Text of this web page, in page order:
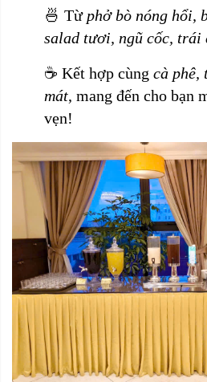
🍜 Từ phở bò nóng hổi,
salad tươi, ngũ cốc, trái
☕ Kết hợp cùng cà phê,
mát, mang đến cho bạn
vẹn!